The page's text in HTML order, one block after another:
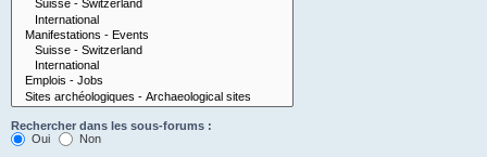
Rechercher dans les sous-forums :
Oui
Non